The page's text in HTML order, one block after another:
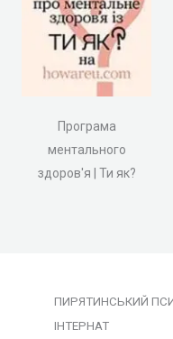
Програма
ментального
здоров'я | Ти як?
ПИРЯТИНСЬКИЙ
ІНТЕРНАТ